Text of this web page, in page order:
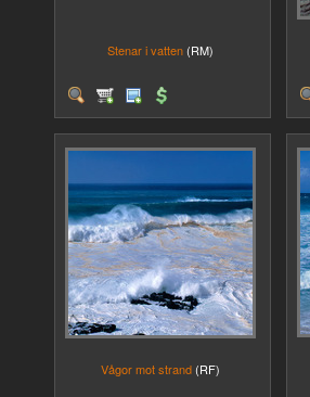
Stenar i vatten (RM)
Vågor mot strand (RF)